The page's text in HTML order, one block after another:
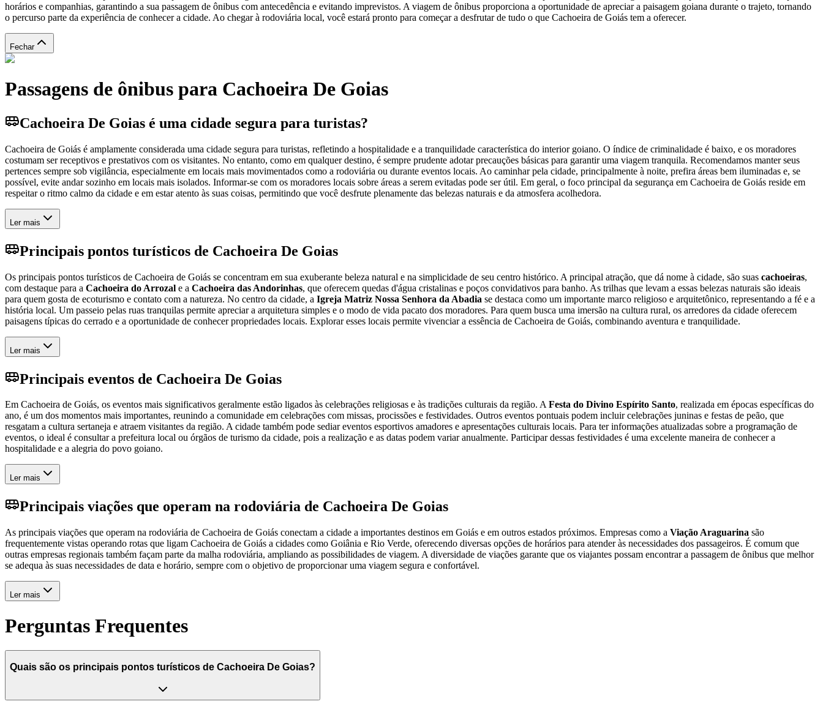
horários e companhias, garantindo a sua passagem de ônibus com antecedência e evitando imprevistos. A viagem de ônibus proporciona a oportunidade de apreciar a paisagem goiana durante o trajeto, tornando
o percurso parte da experiência de conhecer a cidade. Ao chegar à rodoviária local, você estará pronto para começar a desfrutar de tudo o que Cachoeira de Goiás tem a oferecer.
Fechar
Passagens de ônibus para Cachoeira De Goias
Cachoeira De Goias é uma cidade segura para turistas?
Cachoeira de Goiás é amplamente considerada uma cidade segura para turistas, refletindo a hospitalidade e a tranquilidade característica do interior goiano. O índice de criminalidade é baixo, e os moradores
costumam ser receptivos e prestativos com os visitantes. No entanto, como em qualquer destino, é sempre prudente adotar precauções básicas para garantir uma viagem tranquila. Recomendamos manter seus
pertences sempre sob vigilância, especialmente em locais mais movimentados como a rodoviária ou durante eventos locais. Ao caminhar pela cidade, principalmente à noite, prefira áreas bem iluminadas e, se
possível, evite andar sozinho em locais mais isolados. Informar-se com os moradores locais sobre áreas a serem evitadas pode ser útil. Em geral, o foco principal da segurança em Cachoeira de Goiás reside em
respeitar o ritmo calmo da cidade e em estar atento às suas coisas, permitindo que você desfrute plenamente das belezas naturais e da atmosfera acolhedora.
Ler mais
Principais pontos turísticos de Cachoeira De Goias
Os principais pontos turísticos de Cachoeira de Goiás se concentram em sua exuberante beleza natural e na simplicidade de seu centro histórico. A principal atração, que dá nome à cidade, são suas cachoeiras,
com destaque para a Cachoeira do Arrozal e a Cachoeira das Andorinhas, que oferecem quedas d'água cristalinas e poços convidativos para banho. As trilhas que levam a essas belezas naturais são ideais
para quem gosta de ecoturismo e contato com a natureza. No centro da cidade, a Igreja Matriz Nossa Senhora da Abadia se destaca como um importante marco religioso e arquitetônico, representando a fé e a
história local. Um passeio pelas ruas tranquilas permite apreciar a arquitetura simples e o modo de vida pacato dos moradores. Para quem busca uma imersão na cultura rural, os arredores da cidade oferecem
paisagens típicas do cerrado e a oportunidade de conhecer propriedades locais. Explorar esses locais permite vivenciar a essência de Cachoeira de Goiás, combinando aventura e tranquilidade.
Ler mais
Principais eventos de Cachoeira De Goias
Em Cachoeira de Goiás, os eventos mais significativos geralmente estão ligados às celebrações religiosas e às tradições culturais da região. AFesta do Divino Espírito Santo, realizada em épocas específicas do
ano, é um dos momentos mais importantes, reunindo a comunidade em celebrações com missas, procissões e festividades. Outros eventos pontuais podem incluir celebrações juninas e festas de peão, que
resgatam a cultura sertaneja e atraem visitantes da região. A cidade também pode sediar eventos esportivos amadores e apresentações culturais locais. Para ter informações atualizadas sobre a programação de
eventos, o ideal é consultar a prefeitura local ou órgãos de turismo da cidade, pois a realização e as datas podem variar anualmente. Participar dessas festividades é uma excelente maneira de conhecer a
hospitalidade e a alegria do povo goiano.
Ler mais
Principais viações que operam na rodoviária de Cachoeira De Goias
As principais viações que operam na rodoviária de Cachoeira de Goiás conectam a cidade a importantes destinos em Goiás e em outros estados próximos. Empresas como a Viação Araguarina são
frequentemente vistas operando rotas que ligam Cachoeira de Goiás a cidades como Goiânia e Rio Verde, oferecendo diversas opções de horários para atender às necessidades dos passageiros. É comum que
outras empresas regionais também façam parte da malha rodoviária, ampliando as possibilidades de viagem. A diversidade de viações garante que os viajantes possam encontrar a passagem de ônibus que melhor
se adequa às suas necessidades de data e horário, sempre com o objetivo de proporcionar uma viagem segura e confortável.
Ler mais
Perguntas Frequentes
Quais são os principais pontos turísticos de Cachoeira De Goias?